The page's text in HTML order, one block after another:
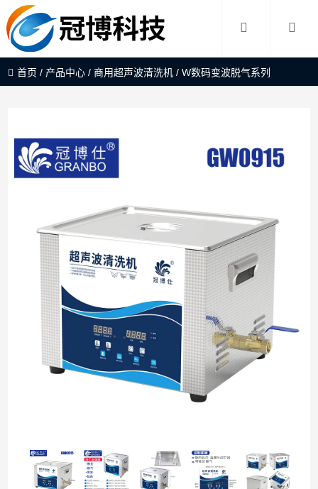
首页 / 产品中心 /商用超声波清洗机 /W数码变波脱气系列